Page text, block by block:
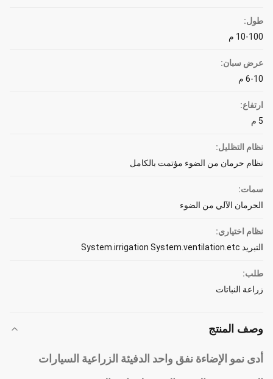
طول:
10-100 م
عرض سبان:
6-10 م
ارتفاع:
5 م
نظام التظليل:
نظام حرمان من الضوء مؤتمت بالكامل
سمات:
الحرمان الآلي من الضوء
نظام اختياري:
التبريد System.irrigation System.ventilation.etc
طلب:
زراعة النباتات
وصف المنتج
أدى نمو الإضاءة نفق واحد الدفيئة الزراعية السيارات